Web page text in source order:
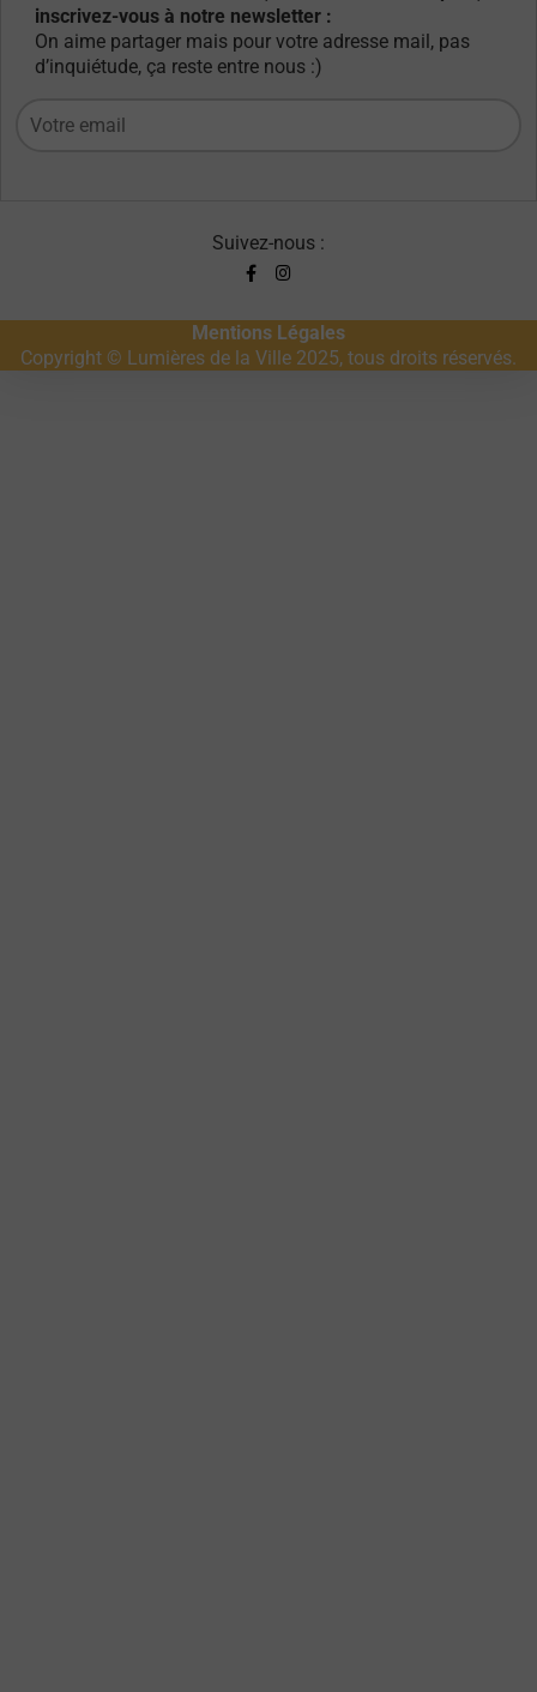
inscrivez-vous à notre newsletter :
On aime partager mais pour votre adresse mail, pas
d’inquiétude, ça reste entre nous :)
Suivez-nous :
Mentions Légales
Copyright © Lumières de la Ville 2025, tous droits réservés.